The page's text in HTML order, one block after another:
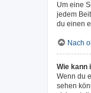
Um eine
jedem
du einen
Nach
Wie kann
Wenn du
sehen